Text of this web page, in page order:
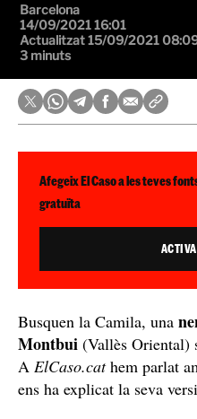
Barcelona
14/09/2021 16:01
Actualitzat 15/09/2021
3 minuts
Afegeix El Caso a les teves
gratuïta
Busquen la Camila, una
Montbui (Vallès Oriental)
A ElCaso.cathem parlat
ens ha explicat la seva